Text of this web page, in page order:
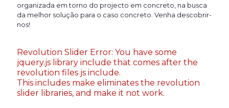
organizada em torno do projecto em concreto, na busca
da melhor solução para o caso concreto. Venha descobrir-
nos!
Revolution Slider Error: You have some
jquery.js library include that comes after the
revolution files js include.
This includes make eliminates the revolution
slider libraries, and make it not work.